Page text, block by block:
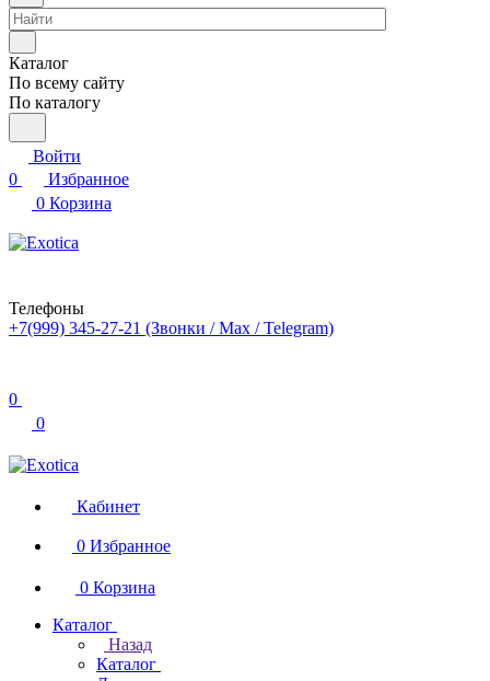
Каталог
По всему сайту
По каталогу
Войти
0
Избранное
0 Корзина
Телефоны
+7(999) 345-27-21 (Звонки / Max / Telegram)
0
0
Кабинет
0 Избранное
0 Корзина
Каталог
Назад
Каталог